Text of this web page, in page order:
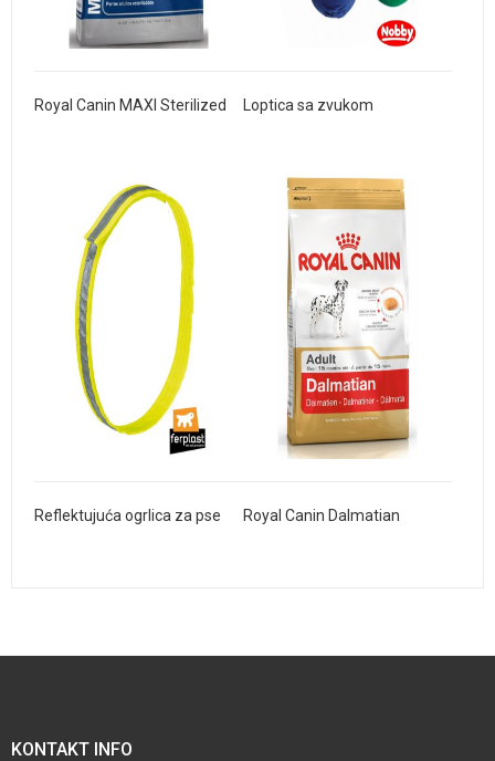
Royal Canin MAXI Sterilized Loptica sa zvukom
Reflektujuća ogrlica za pse Royal Canin Dalmatian
KONTAKT INFO